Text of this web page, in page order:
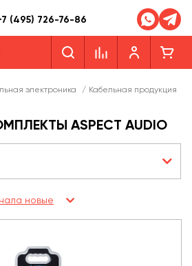
(495) 726-76-86
электроника / Кабельная продукция
ASPECT AUDIO
новые